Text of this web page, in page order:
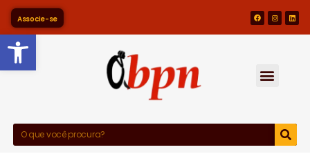
Barra de Ferramentas
Associe-se